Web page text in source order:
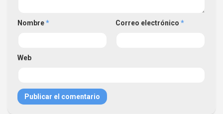
Nombre* Correo electrónico *
Web